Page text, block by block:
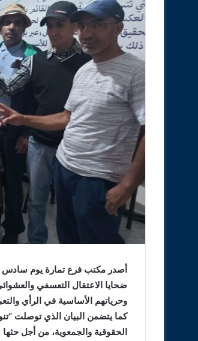
أصدر مكتب فرع تمارة يوم سادس
ضحايا الاعتقال التعسفي
وحرياتهم الأساسية في الرأي
كما يتضمن البيان الذي توصلت
الحقوقية والجمعوية، من أجل